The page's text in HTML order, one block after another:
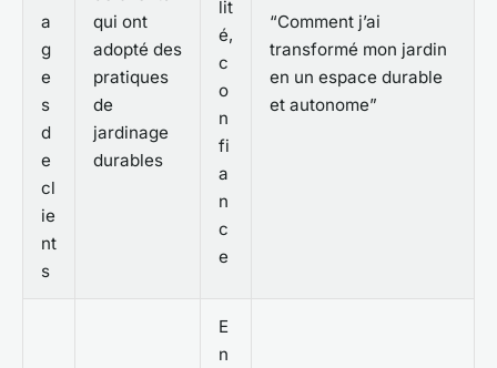
a
g
e
s
d
e
cl
ie
nt
s
qui ont
adopté des
pratiques
de
jardinage
durables
lit
é,
c
o
n
fi
a
n
c
e
“Comment j’ai
transformé mon jardin
en un espace durable
et autonome”
E
n